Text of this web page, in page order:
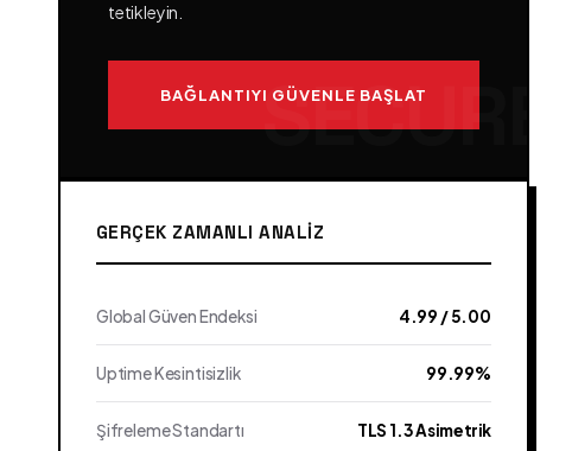
tetikleyin.
BAĞLANTIYI GÜVENLE BAŞLAT
GERÇEK ZAMANLI ANALIZ
Global Güven Endeksi 4.99 / 5.00
Uptime Kesintisizlik 99.99%
Şifreleme Standartı TLS 1.3 Asimetrik